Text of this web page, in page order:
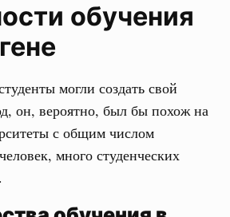
обучения
могли создать свой
он, вероятно, был бы похож на
с общим числом
много студенческих